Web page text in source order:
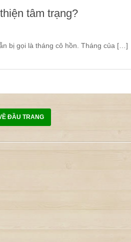
tâm trạng?
bị gọi là tháng cô hồn. Tháng của […]
ĐẦU TRANG